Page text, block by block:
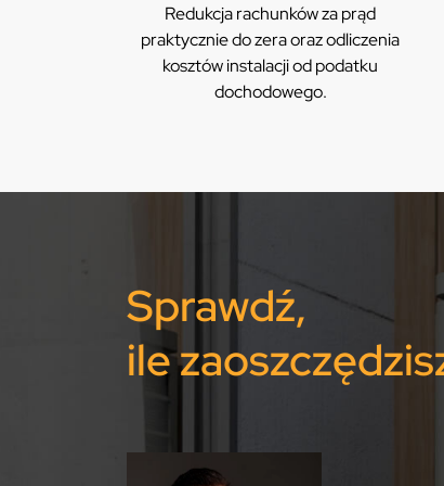
Redukcja rachunków za prąd
praktycznie do zera oraz odliczenia
kosztów instalacji od podatku
dochodowego.
Sprawdź,
ile